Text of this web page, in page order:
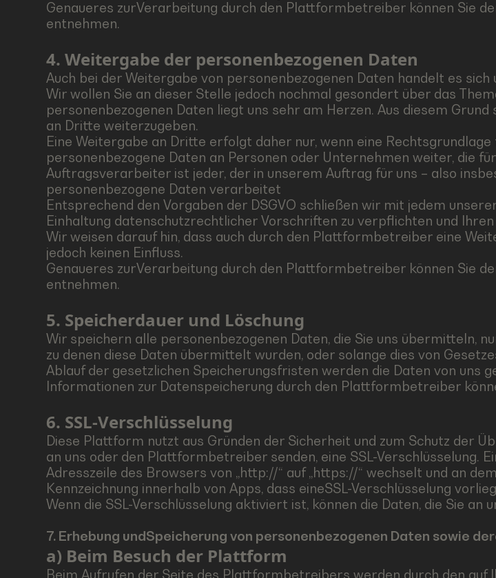
Genaueres zurVerarbeitung durch den Plattformbetreiber können Sie
entnehmen.
4. Weitergabe der personenbezogenen Daten
Auch bei der Weitergabe von personenbezogenen Daten handelt es
Wir wollen Sie an dieser Stelle jedoch nochmal gesondert über das
personenbezogenen Daten liegt uns sehr am Herzen. Aus diesem
an Dritte weiterzugeben.
Eine Weitergabe an Dritte erfolgt daher nur, wenn eine
personenbezogene Daten an Personen oder Unternehmen weiter, die
Auftragsverarbeiter ist jeder, der in unserem Auftrag für uns – also
personenbezogene Daten verarbeitet
Entsprechend den Vorgaben der DSGVO schließen wir mit jedem
Einhaltung datenschutzrechtlicher Vorschriften zu verpflichten und
Wir weisen darauf hin, dass auch durch den Plattformbetreiber eine
jedoch keinen Einfluss.
Genaueres zurVerarbeitung durch den Plattformbetreiber können Sie
entnehmen.
5. Speicherdauer und Löschung
Wir speichern alle personenbezogenen Daten, die Sie uns übermitteln,
zu denen diese Daten übermittelt wurden, oder solange dies von
Ablauf der gesetzlichen Speicherungsfristen werden die Daten von uns
Informationen zur Datenspeicherung durch den Plattformbetreiber
6. SSL-Verschlüsselung
Diese Plattform nutzt aus Gründen der Sicherheit und zum Schutz der
an uns oder den Plattformbetreiber senden, eine SSL-Verschlüsselung.
Adresszeile des Browsers von „http://“ auf „https://“ wechselt und an
Kennzeichnung innerhalb von Apps, dass eineSSL-Verschlüsselung
Wenn die SSL-Verschlüsselung aktiviert ist, können die Daten, die Sie
7. Erhebung undSpeicherung von personenbezogenen Daten sowie
a) Beim Besuch der Plattform
Beim Aufrufen der Seite des Plattformbetreibers werden durch den auf